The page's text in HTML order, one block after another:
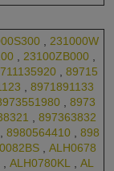
, 231000W
, 23100ZB000 ,
, 89715
, 8971891133
, 8973
, 897363832
, 8980564410 , 898
, ALH0678
, ALH0780KL , AL